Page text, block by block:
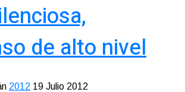
de alto nivel
2012 19 Julio 2012